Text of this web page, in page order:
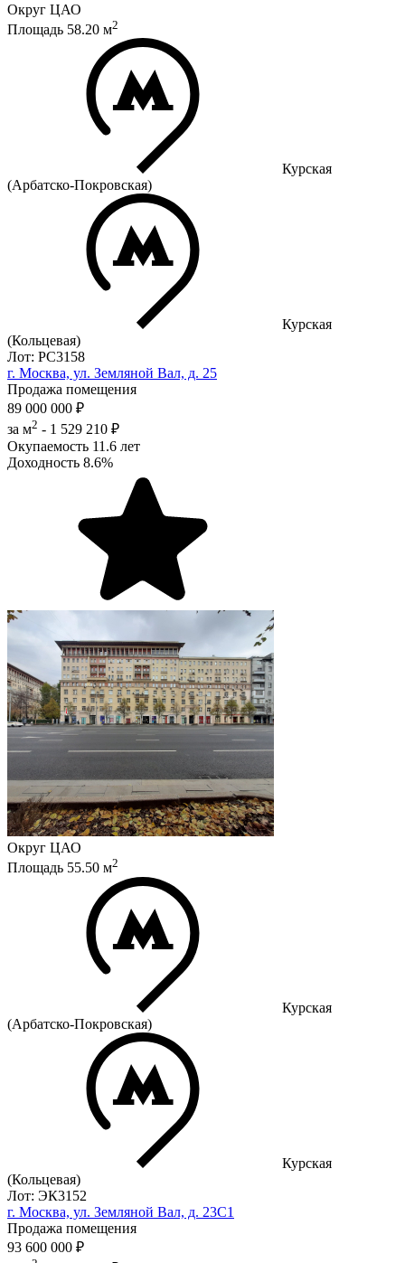
Округ ЦАО
Площадь 58.20 м2
Курская
(Арбатско-Покровская)
Курская
(Кольцевая)
Лот: РС3158
г. Москва, ул. Земляной Вал, д. 25
Продажа помещения
89 000 000 ₽
за м2 - 1 529 210 ₽
Окупаемость 11.6 лет
Доходность 8.6%
Округ ЦАО
Площадь 55.50 м2
Курская
(Арбатско-Покровская)
Курская
(Кольцевая)
Лот: ЭК3152
г. Москва, ул. Земляной Вал, д. 23С1
Продажа помещения
93 600 000 ₽